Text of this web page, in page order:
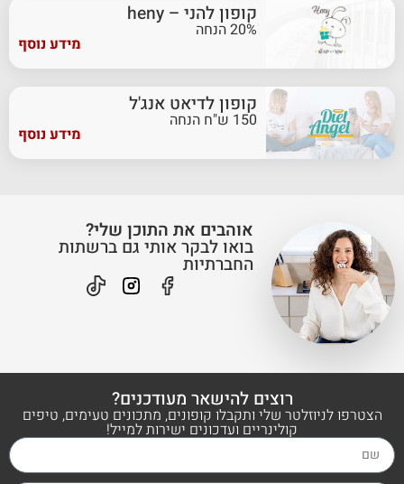
קופון להני – heny
20% הנחה
מידע נוסף
קופון לדיאט אנג'ל
150 ש"ח הנחה
מידע נוסף
אוהבים את התוכן שלי?
בואו לבקר אותי גם ברשתות
החברתיות
רוצים להישאר מעודכנים?
הצטרפו לניוזלטר שלי ותקבלו קופונים, מתכונים טעימים, טיפים
קולינריים ועדכונים ישירות למייל!